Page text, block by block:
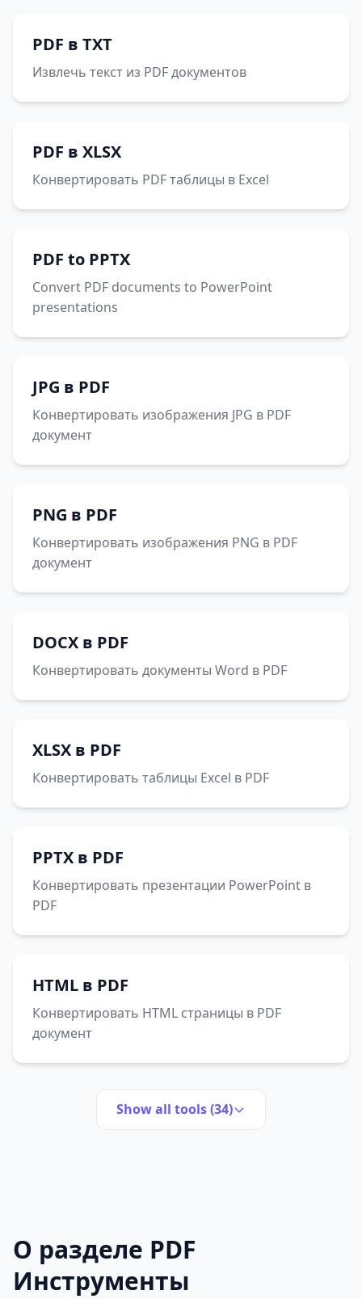
PDF в TXT
Извлечь текст из PDF документов
PDF в XLSX
Конвертировать PDF таблицы в Excel
PDF to PPTX
Convert PDF documents to PowerPoint
presentations
JPG в PDF
Конвертировать изображения JPG в PDF
документ
PNG в PDF
Конвертировать изображения PNG в PDF
документ
DOCX в PDF
Конвертировать документы Word в PDF
XLSX в PDF
Конвертировать таблицы Excel в PDF
PPTX в PDF
Конвертировать презентации PowerPoint в
PDF
HTML в PDF
Конвертировать HTML страницы в PDF
документ
Show all tools (34)
О разделе PDF
Инструменты